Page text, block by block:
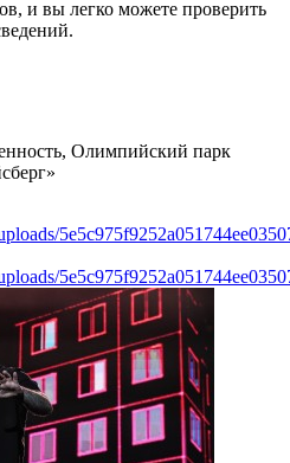
и вы легко можете проверить
Олимпийский парк